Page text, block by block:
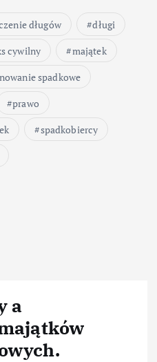
długów
długi
cywilny
majątek
spadkowe
prawo
spadkobiercy
a